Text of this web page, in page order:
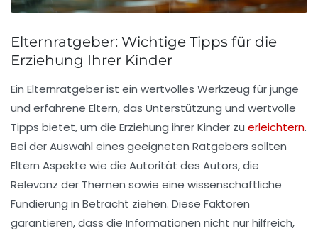
Elternratgeber: Wichtige Tipps für die
Erziehung Ihrer Kinder
Ein Elternratgeberist ein wertvolles Werkzeug für junge
und erfahrene Eltern, das Unterstützung und wertvolle
Tipps bietet, um die Erziehung ihrer Kinder zu erleichtern.
Bei der Auswahl eines geeigneten Ratgebers sollten
Eltern Aspekte wie die Autorität des Autors, die
Relevanz der Themen sowie eine wissenschaftliche
Fundierung in Betracht ziehen. Diese Faktoren
garantieren, dass die Informationen nicht nur hilfreich,